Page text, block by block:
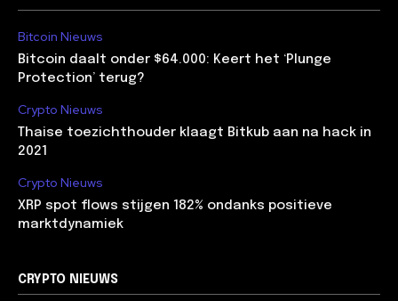
Bitcoin Nieuws
Bitcoin daalt onder $64.000: Keert het ‘Plunge
Protection’ terug?
Crypto Nieuws
Thaise toezichthouder klaagt Bitkub aan na hack in
2021
Crypto Nieuws
XRP spot flows stijgen 182% ondanks positieve
marktdynamiek
CRYPTO NIEUWS